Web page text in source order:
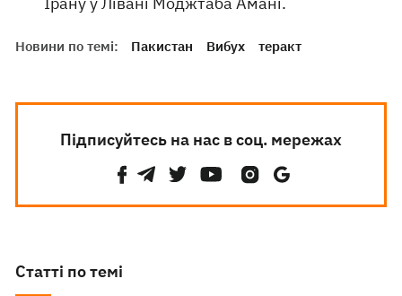
Новини по темі: Пакистан Вибух теракт
Підписуйтесь на нас в соц. мережах
Статті по темі